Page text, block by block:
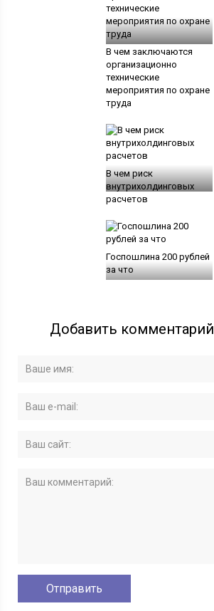
В чем заключаются
организационно
технические
мероприятия по охране
труда
В чем риск
внутрихолдинговых
расчетов
Госпошлина 200 рублей
за что
Добавить комментарий